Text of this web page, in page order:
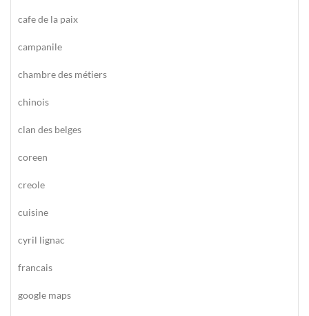
cafe de la paix
campanile
chambre des métiers
chinois
clan des belges
coreen
creole
cuisine
cyril lignac
francais
google maps